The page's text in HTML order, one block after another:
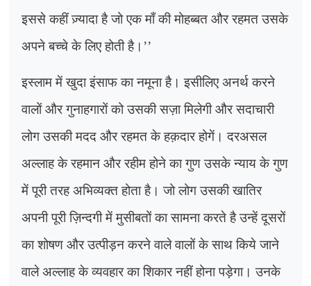
इससे कहीं ज़्यादा है जो एक माँ की मोहब्बत और रहमत उसके
अपने बच्चे के लिए होती है। ’’
इस्लाम में खुदा इंसाफ का नमूना है। इसीलिए अनर्थ करने
वालों और गुनाहगारों को उसकी सज़ा मिलेगी और सदाचारी
लोग उसकी मदद और रहमत के हक़दार होगें। दरअसल
अल्लाह के रहमान और रहीम होने का गुण उसके न्याय के गुण
में पूरी तरह अभिव्यक्त होता है। जो लोग उसकी खातिर
अपनी पूरी ज़िन्दगी में मुसीबतों का सामना करते है उन्हें दूसरों
का शोषण और उत्पीड़न करने वाले वालों के साथ किये जाने
वाले अल्लाह के व्यवहार का शिकार नहीं होना पड़ेगा। उनके